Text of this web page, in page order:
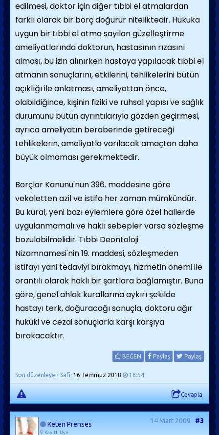
edilmesi, doktor için diğer tıbbi el atmalardan
farklı olarak bir borç doğurur niteliktedir. Hukuka
uygun bir tıbbi el atma sayılan güzelleştirme
ameliyatlarında doktorun, hastasının rızasını
alması, bu izin alınırken hastaya yapılacak tıbbi el
atmanın sonuçlarını, etkilerini, tehlikelerini bütün
açıklığı ile anlatması, ameliyattan önce,
olabildiğince, kişinin fiziki ve ruhsal yapısı ve sağlık
durumunu bütün ayrıntılarıyla gözden geçirmesi,
ayrıca ameliyatın beraberinde getireceği
tehlikelerin, ameliyatla varılacak amaçtan daha
büyük olmaması gerekmektedir.
Borçlar Kanunu'nun 396. maddesine göre
vekaletten azil ve istifa her zaman mümkündür.
Bu kural, yeni bazı eylemlere göre özel hallerde
uygulanmamalı ve haklı sebepler varsa sözleşme
bozulabilmelidir. Tıbbi Deontoloji
Nizamnamesi'nin 19. maddesi, sözleşmeden
istifayı yani tedaviyi bırakmayı, hizmetin önemi ile
orantılı olarak haklı bir şartlara bağlamıştır. Buna
göre, genel ahlak kurallarına aykırı şekilde
hastayı terk, doğuracağı sonuçla, doktoru ağır
hukuki ve cezai sonuçlarla karşı karşıya
bırakacaktır.
BEĞEN Paylaş Paylaş
Son düzenleyen Safi; 16 Temmuz 2018 16:54
Cevapla
Keten Prenses
Kayıtlı Üye
14 Mart 2009 #3